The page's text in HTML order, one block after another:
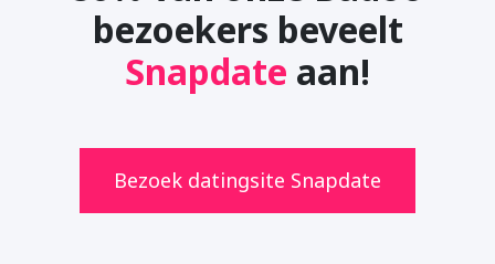
bezoekers beveelt
Snapdate aan!
Bezoek datingsite Snapdate